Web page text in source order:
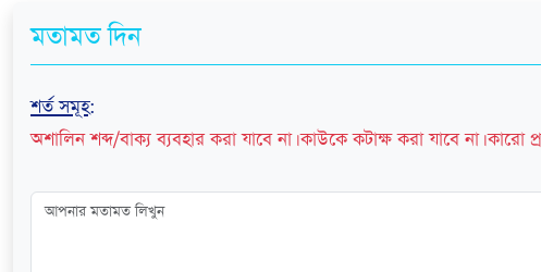
মতামত দিন
শর্ত সমূহ:
অশালিন শব্দ/বাক্য ব্যবহার করা যাবে না। কাউকে কটাক্ষ করা যাবে না। কারো